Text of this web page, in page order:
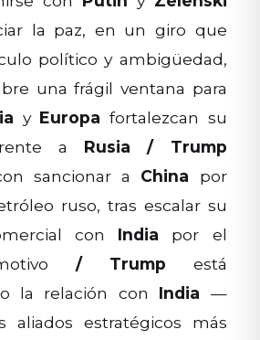
la paz, en un giro que
político y ambigüedad,
una frágil ventana para
y Europa fortalezcan su
a Rusia /
Trump
sancionar a China por
ruso, tras escalar su
con India por el
/ Trump está
la relación con India —
aliados estratégicos más